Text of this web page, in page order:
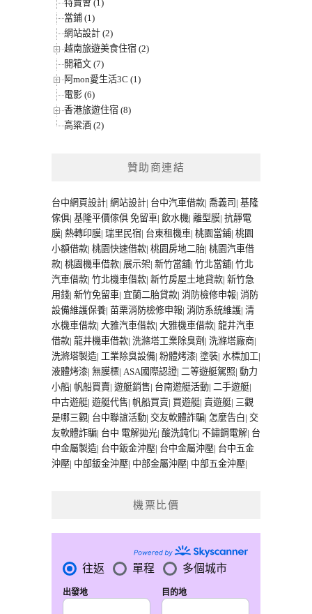
特賣會 (1)
當鋪 (1)
網站設計 (2)
越南旅遊美食住宿 (2)
開箱文 (7)
阿mon愛生活3C (1)
電影 (6)
香港旅遊住宿 (8)
高粱酒 (2)
贊助商連結
台中網頁設計| 網站設計| 台中汽車借款| 喬義司 | 基隆
傢俱| 基隆平價傢俱 免留車| 飲水機| 離型膜| 抗靜電
膜| 熱轉印膜| 瑞里民宿| 台東租機車| 桃園當鋪| 桃園
小額借款| 桃園快速借款| 桃園房地二胎| 桃園汽車借
款| 桃園機車借款| 展示架| 新竹當舖| 竹北當舖| 竹北
汽車借款| 竹北機車借款| 新竹房屋土地貸款| 新竹急
用錢| 新竹免留車| 宜蘭二胎貸款| 消防檢修申報| 消防
設備維護保養| 苗栗消防檢修申報| 消防系統維護| 清
水機車借款| 大雅汽車借款| 大雅機車借款| 龍井汽車
借款| 龍井機車借款| 洗滌塔工業除臭劑 | 洗滌塔廠商|
洗滌塔製造| 工業除臭設備| 粉體烤漆| 塗裝| 水標加工|
液體烤漆| 無膜標| ASA國際認證| 二等遊艇駕照| 動力
小船| 帆船買賣| 遊艇銷售| 台南遊艇活動| 二手遊艇|
中古遊艇| 遊艇代售| 帆船買賣| 買遊艇| 賣遊艇| 三觀
是哪三觀| 台中聯誼活動| 交友軟體詐騙| 怎麼告白| 交
友軟體詐騙| 台中 電解拋光| 酸洗鈍化| 不鏽鋼電解| 台
中金屬製造| 台中鈑金沖壓| 台中金屬沖壓| 台中五金
沖壓| 中部鈑金沖壓| 中部金屬沖壓| 中部五金沖壓|
機票比價